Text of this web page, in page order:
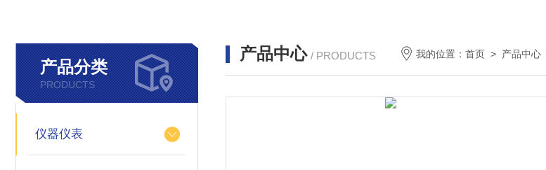
产品分类
PRODUCTS
仪器仪表
产品中心 / PRODUCTS 我的位置：首页 > 产品中心